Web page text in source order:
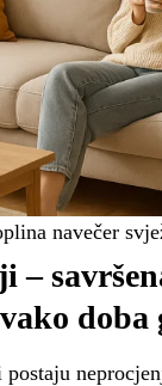
navečer
–
doba